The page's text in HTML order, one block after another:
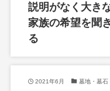
説明がなく大き
家族の希望を聞
る
2021年6月 墓地・墓石